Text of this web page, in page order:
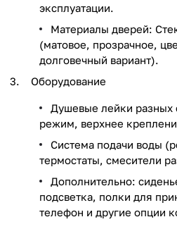
эксплуатации.
Материалы дверей:
(матовое, прозрачное,
долговечный вариант).
Оборудование
Душевые лейки разных
режим, верхнее
Система подачи воды
термостаты, смесители
Дополнительно:
подсветка, полки для
телефон и другие опции